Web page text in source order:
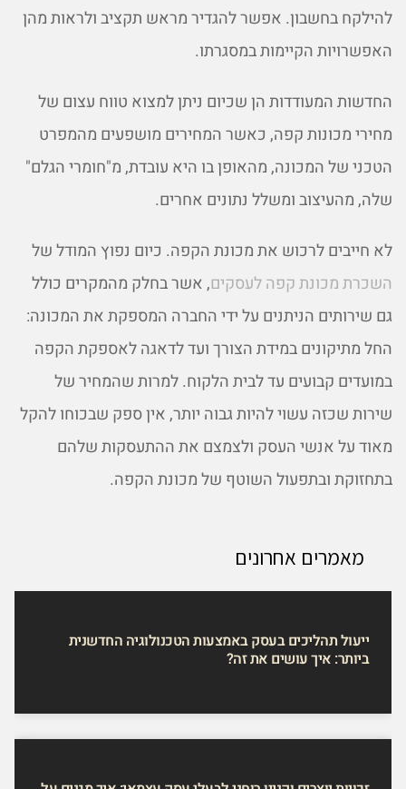
להילקח בחשבון. אפשר להגדיר מראש תקציב ולראות מהן
האפשרויות הקיימות במסגרתו.
החדשות המעודדות הן שכיום ניתן למצוא טווח עצום של
מחירי מכונות קפה, כאשר המחירים מושפעים מהמפרט
הטכני של המכונה, מהאופן בו היא עובדת, מ"חומרי הגלם"
שלה, מהעיצוב ומשלל נתונים אחרים.
לא חייבים לרכוש את מכונת הקפה. כיום נפוץ המודל של
השכרת מכונת קפה לעסקים, אשר בחלק מהמקרים כולל
גם שירותים הניתנים על ידי החברה המספקת את המכונה:
החל מתיקונים במידת הצורך ועד לדאגה לאספקת הקפה
במועדים קבועים עד לבית הלקוח. למרות שהמחיר של
שירות שכזה עשוי להיות גבוה יותר, אין ספק שבכוחו להקל
מאוד על אנשי העסק ולצמצם את ההתעסקות שלהם
בתחזוקת ובתפעול השוטף של מכונת הקפה.
מאמרים אחרונים
ייעול תהליכים בעסק באמצעות הטכנולוגיה החדשנית
ביותר: איך עושים את זה?